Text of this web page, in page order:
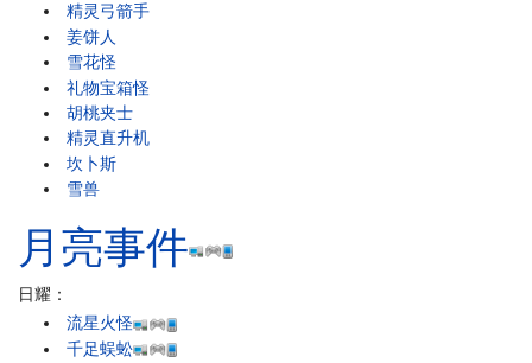
精灵弓箭手
姜饼人
雪花怪
礼物宝箱怪
胡桃夹士
精灵直升机
坎卜斯
雪兽
月亮事件
日耀：
流星火怪
千足蜈蚣